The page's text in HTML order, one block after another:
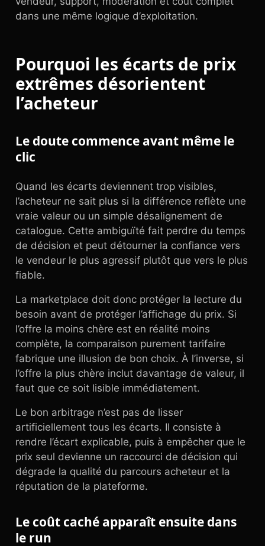
dans une même logique d’exploitation.
Pourquoi les écarts de prix
extrêmes désorientent
l’acheteur
Le doute commence avant même le
clic
Quand les écarts deviennent trop visibles,
l’acheteur ne sait plus si la différence reflète une
vraie valeur ou un simple désalignement de
catalogue. Cette ambiguïté fait perdre du temps
de décision et peut détourner la confiance vers
le vendeur le plus agressif plutôt que vers le plus
fiable.
La marketplace doit donc protéger la lecture du
besoin avant de protéger l’affichage du prix. Si
l’offre la moins chère est en réalité moins
complète, la comparaison purement tarifaire
fabrique une illusion de bon choix. À l’inverse, si
l’offre la plus chère inclut davantage de valeur, il
faut que ce soit lisible immédiatement.
Le bon arbitrage n’est pas de lisser
artificiellement tous les écarts. Il consiste à
rendre l’écart explicable, puis à empêcher que le
prix seul devienne un raccourci de décision qui
dégrade la qualité du parcours acheteur et la
réputation de la plateforme.
Le coût caché apparaît ensuite dans
le run